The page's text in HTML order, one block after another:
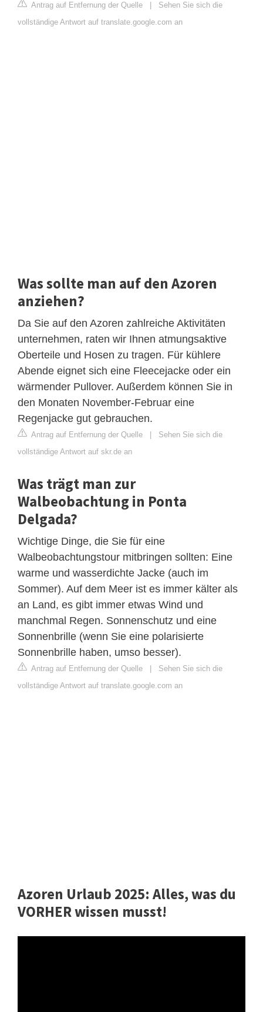
Antrag auf Entfernung der Quelle
Sehen Sie sich die
vollständige Antwort auf translate.google.com an
Was sollte man auf den Azoren
anziehen?
Da Sie auf den Azoren zahlreiche Aktivitäten
unternehmen, raten wir Ihnen atmungsaktive
Oberteile und Hosen zu tragen. Für kühlere
Abende eignet sich eine Fleecejacke oder ein
wärmender Pullover. Außerdem können Sie in
den Monaten November-Februar eine
Regenjacke gut gebrauchen.
Antrag auf Entfernung der Quelle
Sehen Sie sich die
vollständige Antwort auf skr.de an
Was trägt man zur
Walbeobachtung in Ponta
Delgada?
Wichtige Dinge, die Sie für eine
Walbeobachtungstour mitbringen sollten: Eine
warme und wasserdichte Jacke (auch im
Sommer). Auf dem Meer ist es immer kälter als
an Land, es gibt immer etwas Wind und
manchmal Regen. Sonnenschutz und eine
Sonnenbrille (wenn Sie eine polarisierte
Sonnenbrille haben, umso besser).
Antrag auf Entfernung der Quelle
Sehen Sie sich die
vollständige Antwort auf translate.google.com an
Azoren Urlaub 2025: Alles, was du
VORHER wissen musst!